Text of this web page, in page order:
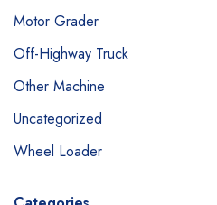
Motor Grader
Off-Highway Truck
Other Machine
Uncategorized
Wheel Loader